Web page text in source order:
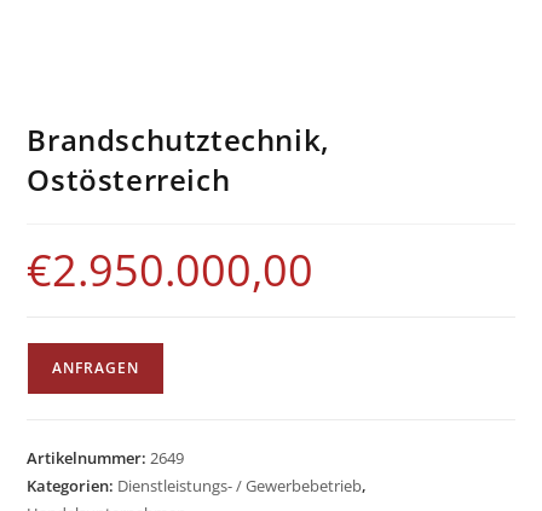
Brandschutztechnik,
Ostösterreich
€2.950.000,00
ANFRAGEN
Artikelnummer: 2649
Kategorien: Dienstleistungs- / Gewerbebetrieb,